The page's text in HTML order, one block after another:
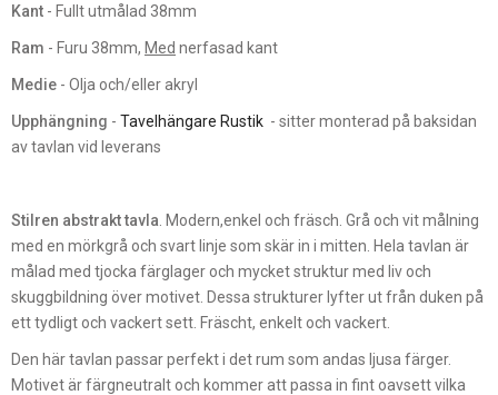
Kant - Fullt utmålad 38mm
Ram - Furu 38mm, Med nerfasad kant
Medie - Olja och/eller akryl
Upphängning - Tavelhängare Rustik - sitter monterad på baksidan
av tavlan vid leverans
Stilren abstrakt tavla . Modern,enkel och fräsch. Grå och vit målning
med en mörkgrå och svart linje som skär in i mitten. Hela tavlan är
målad med tjocka färglager och mycket struktur med liv och
skuggbildning över motivet. Dessa strukturer lyfter ut från duken på
ett tydligt och vackert sett. Fräscht, enkelt och vackert.
Den här tavlan passar perfekt i det rum som andas ljusa färger.
Motivet är färgneutralt och kommer att passa in fint oavsett vilka